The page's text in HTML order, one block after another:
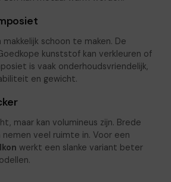
schoon te maken. De
kunststof kan verkleuren of
is vaak onderhoudsvriendelijk,
en gewicht.
maar kan volumineus zijn. Brede
veel ruimte in. Voor een
werkt een slanke variant beter